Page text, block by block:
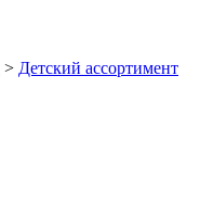
> Детский ассортимент